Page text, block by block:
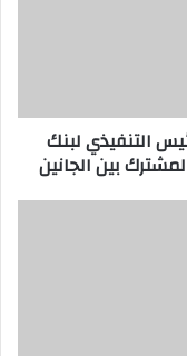
التنفيذي لبنك
بين الجانين